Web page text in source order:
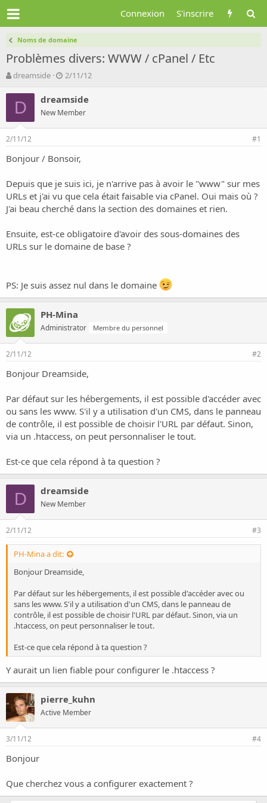
Connexion S'inscrire
Noms de domaine
Problèmes divers: WWW / cPanel / Etc
A
t
r
d
l
d
i
s
c
s
s
dreamside
D
t
d
e
b
t
2/11/12
D dreamside
New Member
2/11/12 #1
Bonjour / Bonsoir,
Depuis que je suis ici, je n'arrive pas à avoir le "www" sur mes
URLs et j'ai vu que cela était faisable via cPanel. Oui mais où ?
J'ai beau cherché dans la section des domaines et rien.
Ensuite, est-ce obligatoire d'avoir des sous-domaines des
URLs sur le domaine de base ?
PS: Je suis assez nul dans le domaine
PH-Mina
Administrator Membre du personnel
2/11/12 #2
Bonjour Dreamside,
Par défaut sur les hébergements, il est possible d'accéder avec
ou sans les www. S'il y a utilisation d'un CMS, dans le panneau
de contrôle, il est possible de choisir l'URL par défaut. Sinon,
via un .htaccess, on peut personnaliser le tout.
Est-ce que cela répond à ta question ?
D dreamside
New Member
2/11/12 #3
PH-Mina a dit:
Bonjour Dreamside,
Par défaut sur les hébergements, il est possible d'accéder avec ou
sans les www. S'il y a utilisation d'un CMS, dans le panneau de
contrôle, il est possible de choisir l'URL par défaut. Sinon, via un
.htaccess, on peut personnaliser le tout.
Est-ce que cela répond à ta question ?
Y aurait un lien fiable pour configurer le .htaccess ?
pierre_kuhn
Active Member
3/11/12 #4
Bonjour
Que cherchez vous a configurer exactement ?